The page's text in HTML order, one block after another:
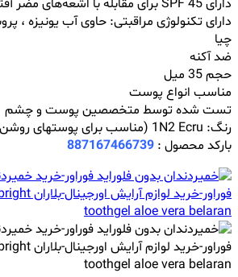
دارای SPF 45 برای مقابله با اشعه‌های مضر آفتاب
دارای تکنولوژی مراقبتی: حاوی آب یونیزه ،
چیا
ضد آکنه
حجم 35 میل
مناسب انواع پوست
تست شده توسط متخصصین پوست و چشم
رنگ: 1N2 Ecru (مناسب برای پوستهای روشن با تناژ خنثی)
بارکد محصول : 887167466739